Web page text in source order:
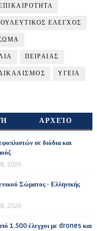
ΕΛΕΓΧΟΣ
ΠΕΙΡΑΙΑΣ
ΥΓΕΙΑ
ΑΡΧΕΊΟ
σε διόδια και
2026
Σώματος - Ελληνικής
2026
1.500 έλεγχοι με drones και